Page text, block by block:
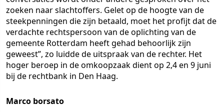
zoeken naar slachtoffers. Gelet op de hoogte van de
steekpenningen die zijn betaald, moet het profijt dat de
verdachte rechtspersoon van de oplichting van de
gemeente Rotterdam heeft gehad behoorlijk zijn
geweest”, zo luidde de uitspraak van de rechter. Het
hoger beroep in de omkoopzaak dient op 2,4 en 9 juni
bij de rechtbank in Den Haag.
Marco borsato